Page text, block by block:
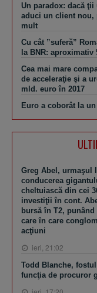
Un paradox: dacă
aduci un client nou,
mult
Cu cât ”suferă”
la BNR: aproximativ
Cea mai mare
de acceleraţie şi a
mld. euro în 2017
Euro a coborât la
Greg Abel, urmaşul
conducerea
cheltuiască din cei
investiţii în cont.
bursă în T2,
care în care
acţiuni
ieri, 21:02
Todd Blanche,
funcţia de procuror